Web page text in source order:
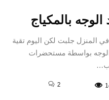
بالمكياج
المنزل جلبت لكن اليوم تقية
بواسطة مستحضرات
2